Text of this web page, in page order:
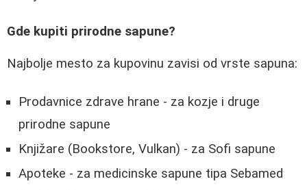
Gde kupiti prirodne sapune?
Najbolje mesto za kupovinu zavisi od vrste sapuna:
Prodavnice zdrave hrane - za kozje i druge
prirodne sapune
Knjižare (Bookstore, Vulkan) - za Sofi sapune
Apoteke - za medicinske sapune tipa Sebamed